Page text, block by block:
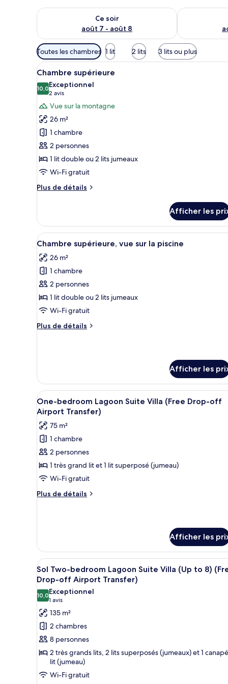
Ce soir
août 7 - août 8
Vérifier la disponibilité pour ce soir août 7 - août 8
Vérifier la
Filtres
disponibles
pour
les
chambres
Toutes les chambres 1 lit 2 lits 3 lits ou plus
Afficher
toutes
les
photos
pour
ce
type
de
chambre :
Chambre
supérieure
Une chambre d’hôtel avec
7
Chambre supérieure
10,010,0 sur 10
Exceptionnel
2 avis
(2 avis)
Vue sur la montagne
26 m²
1 chambre
2 personnes
1 lit double ou 2 lits jumeaux
Wi-Fi gratuit
Plus de détails
Plus
Chambre
supérieure
Afficher les
Afficher
toutes
les
photos
pour
ce
type
chambre :
sur
la
piscine
Une chambre d’hôtel
6
Chambre supérieure, vue sur la piscine
26 m²
1 chambre
2 personnes
1 lit double ou 2 lits jumeaux
Wi-Fi gratuit
Plus de détails
Plus
vue
sur
la
piscine
Afficher les
Afficher
toutes
les
photos
pour
ce
type
de
chambre :
One-
Villa
(Free
Drop-
off
Airport
Transfer)
Une chambre d’hôtel avec
7
One-bedroom Lagoon Suite Villa (Free Drop-off
Airport Transfer)
75 m²
1 chambre
2 personnes
1 très grand lit et 1 lit superposé (jumeau)
Wi-Fi gratuit
Plus de détails
Plus
Lagoon
Suite
Villa
(Free
Drop-
off
Airport
Transfer)
Afficher les
Afficher
toutes
les
photos
pour
ce
type
de
chambre :
Sol
Two-
Une chambre d’hôtel
28
Sol Two-bedroom Lagoon Suite Villa (Up to 8)
Drop-off Airport Transfer)
10,010,0 sur 10
Exceptionnel
1 avis
(1 avis)
135 m²
2 chambres
8 personnes
2 très grands lits, 2 lits superposés (jumeaux) et 1
lit (jumeau)
Wi-Fi gratuit